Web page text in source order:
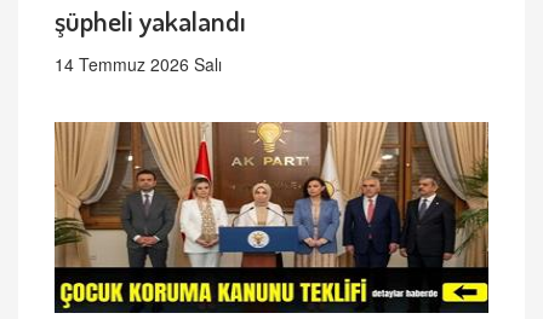
şüpheli yakalandı
14 Temmuz 2026 Salı